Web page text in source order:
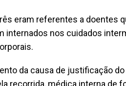
eram referentes a doentes
internados nos cuidados
da causa de justificação
recorrida, médica interna de